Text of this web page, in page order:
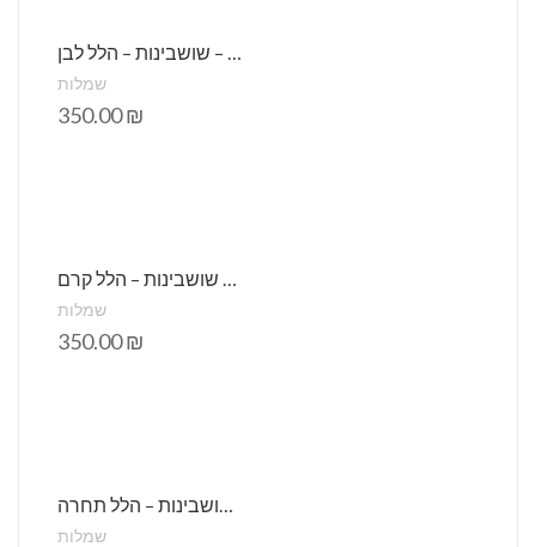
שמלת בת-מצווה – שושבינות – הלל לבן
שמלות
350.00₪
שמלת בת-מצווה – שושבינות – הלל קרם
שמלות
350.00₪
שמלת בת-מצווה- שושבינות – הלל תחרה
שמלות